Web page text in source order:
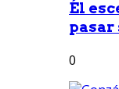
Él
pasar
0